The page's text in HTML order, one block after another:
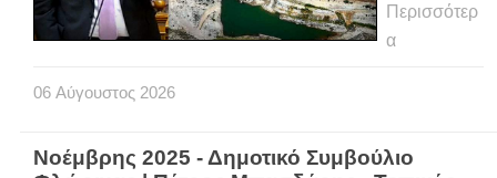
Περισσότερ
α
06 Αύγουστος 2026
Νοέμβρης 2025 - Δημοτικό Συμβούλιο